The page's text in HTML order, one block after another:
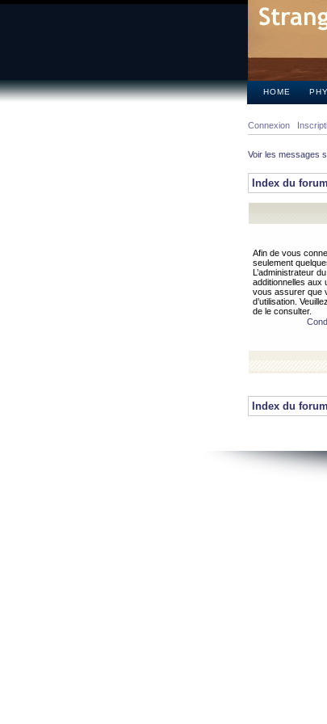
HOME
Connexion
Voir les messages
Index du forum
Afin de vous
seulement
L’administrateur
additionnelles aux
vous assurer que
d’utilisation.
de le consulter.
Index du forum